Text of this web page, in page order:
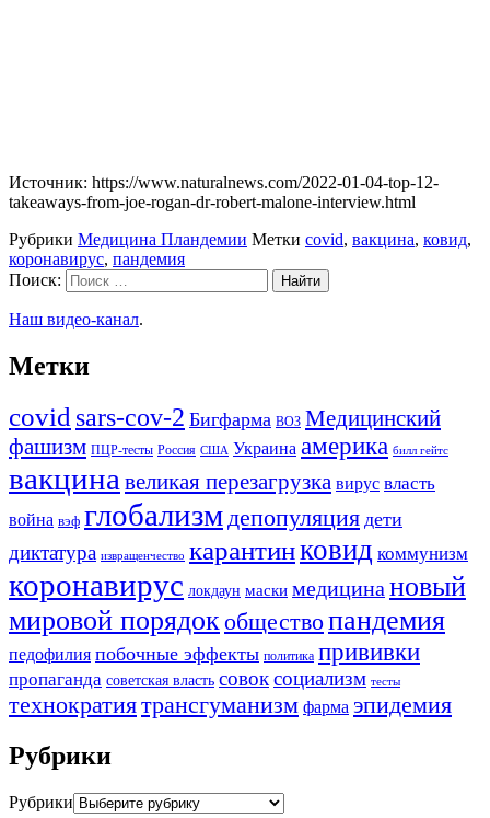
Источник: https://www.naturalnews.com/2022-01-04-top-12-
takeaways-from-joe-rogan-dr-robert-malone-interview.html
Рубрики Медицина Пландемии Метки covid, вакцина, ковид,
коронавирус, пандемия
Поиск:
Наш видео-канал.
Метки
covidsars-cov-2 Бигфарма ВОЗ Медицинский
фашизм ПЦР-тесты Россия США Украина америка билл гейтс
вакцинавеликая перезагрузка вирус власть
война вэф глобализмдепопуляция дети
диктатура извращенчество карантинковид коммунизм
коронавирус локдаун маски медицинановый
мировой порядокобществопандемия
педофилия побочные эффекты политика прививки
пропаганда советская власть совоксоциализм тесты
технократиятрансгуманизм фарма эпидемия
Рубрики
Рубрики